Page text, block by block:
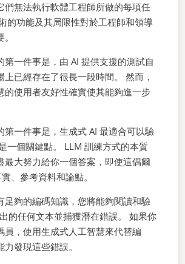
們無法執行軟體工程師所做的每項任
的功能及其局限性對於工程師和領導
第一件事是，由 AI 提供支援的測試自
上已經存在了很長一段時間。 然而，
的使用者友好性確實使其能夠進一步
第一件事是，生成式 AI 最適合可以驗
一個關鍵點。 LLM 訓練方式的本質
最大努力給你一個答案，即使這偶爾
、參考資料和論點。
足夠的編碼知識，您將能夠閱讀和驗
的任何文本並捕獲潛在錯誤。 如果你
員，使用生成式人工智慧來代替編
發現這些錯誤。